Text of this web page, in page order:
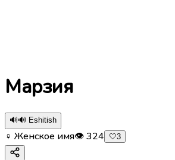
Марзия
🔊🔊 Eshitish
♀ Женское имя👁324 🤍3